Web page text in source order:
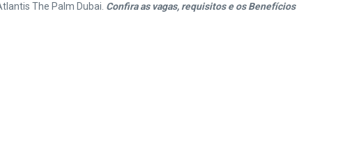
The Palm Dubai. Confira as vagas, requisitos e os Benefícios